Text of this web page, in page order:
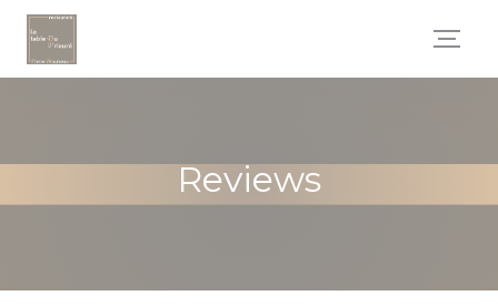
Personalizing your cookie choices
Reviews